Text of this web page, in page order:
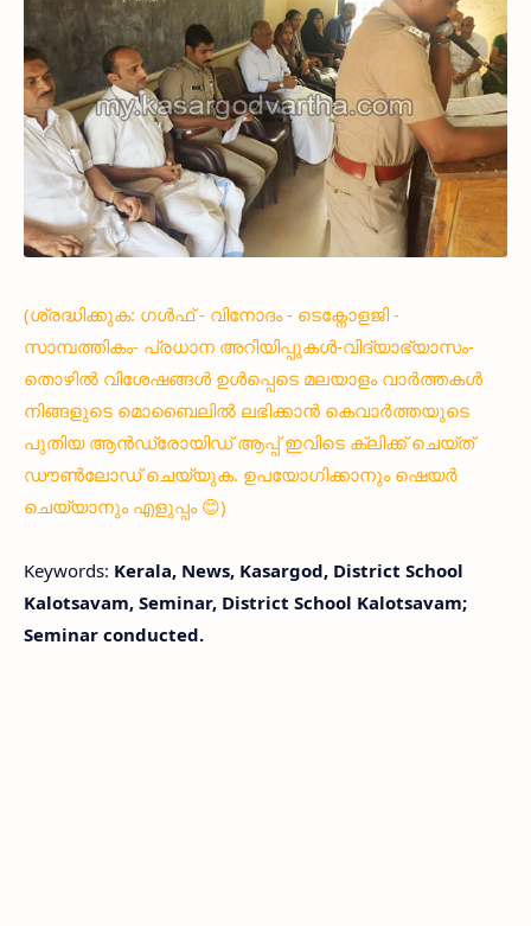
(ശ്രദ്ധിക്കുക: ഗൾഫ് - വിനോദം - ടെക്നോളജി -
സാമ്പത്തികം- പ്രധാന അറിയിപ്പുകൾ-വിദ്യാഭ്യാസം-
തൊഴിൽ വിശേഷങ്ങൾ ഉൾപ്പെടെ മലയാളം വാർത്തകൾ
നിങ്ങളുടെ മൊബൈലിൽ ലഭിക്കാൻ കെവാർത്തയുടെ
പുതിയ ആൻഡ്രോയിഡ് ആപ്പ് ഇവിടെ ക്ലിക്ക് ചെയ്ത്
ഡൗൺലോഡ് ചെയ്യുക. ഉപയോഗിക്കാനും ഷെയർ
ചെയ്യാനും എളുപ്പം 😊)
Keywords: Kerala, News, Kasargod, District School
Kalotsavam, Seminar, District School Kalotsavam;
Seminar conducted.